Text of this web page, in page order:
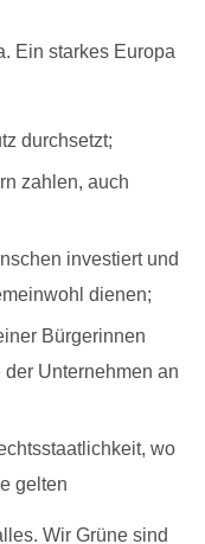
Ein starkes Europa
durchsetzt;
zahlen, auch
investiert und
dienen;
Bürgerinnen
Unternehmen an
wo
gelten
Wir Grüne sind